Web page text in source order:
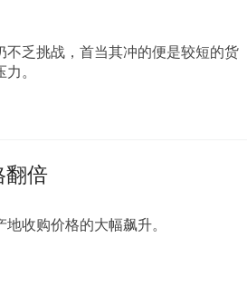
不乏挑战，首当其冲的便是较短的货
。
翻倍
收购价格的大幅飙升。